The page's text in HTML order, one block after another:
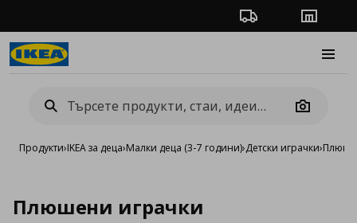
Проследяване на
Camera
Продукти›IKEA за деца›Малки деца (3-7 години)›Детски играчки›
Плюшени играчки